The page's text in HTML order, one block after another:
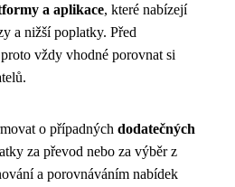
a aplikace, které nabízejí
a nižší poplatky. Před
vždy vhodné porovnat si
o případných dodatečných
za převod nebo za výběr z
a porovnáváním nabídek